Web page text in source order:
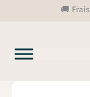
🚚